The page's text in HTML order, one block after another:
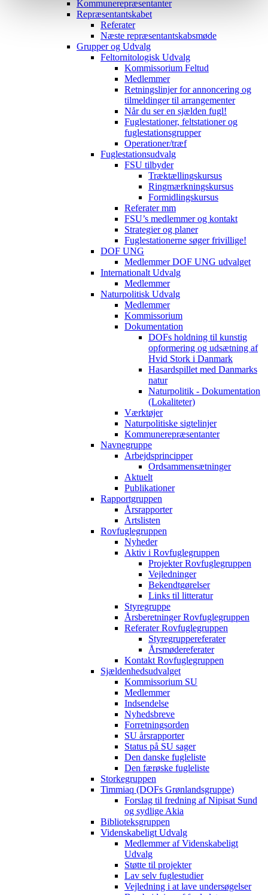
Kommunerepræsentanter
Repræsentantskabet
Referater
Næste repræsentantskabsmøde
Grupper og Udvalg
Feltornitologisk Udvalg
Kommissorium Feltud
Medlemmer
Retningslinjer for annoncering og
tilmeldinger til arrangementer
Når du ser en sjælden fugl!
Fuglestationer, feltstationer og
fuglestationsgrupper
Operationer/træf
Fuglestationsudvalg
FSU tilbyder
Træktællingskursus
Ringmærkningskursus
Formidlingskursus
Referater mm
FSU’s medlemmer og kontakt
Strategier og planer
Fuglestationerne søger frivillige!
DOF UNG
Medlemmer DOF UNG udvalget
Internationalt Udvalg
Medlemmer
Naturpolitisk Udvalg
Medlemmer
Kommissorium
Dokumentation
DOFs holdning til kunstig
opformering og udsætning af
Hvid Stork i Danmark
Hasardspillet med Danmarks
natur
Naturpolitik - Dokumentation
(Lokaliteter)
Værktøjer
Naturpolitiske sigtelinjer
Kommunerepræsentanter
Navnegruppe
Arbejdsprincipper
Ordsammensætninger
Aktuelt
Publikationer
Rapportgruppen
Årsrapporter
Artslisten
Rovfuglegruppen
Nyheder
Aktiv i Rovfuglegruppen
Projekter Rovfuglegruppen
Vejledninger
Bekendtgørelser
Links til litteratur
Styregruppe
Årsberetninger Rovfuglegruppen
Referater Rovfuglegruppen
Styregruppereferater
Årsmødereferater
Kontakt Rovfuglegruppen
Sjældenhedsudvalget
Kommissorium SU
Medlemmer
Indsendelse
Nyhedsbreve
Forretningsorden
SU årsrapporter
Status på SU sager
Den danske fugleliste
Den færøske fugleliste
Storkegruppen
Timmiaq (DOFs Grønlandsgruppe)
Forslag til fredning af Nipisat Sund
og sydlige Akia
Biblioteksgruppen
Videnskabeligt Udvalg
Medlemmer af Videnskabeligt
Udvalg
Støtte til projekter
Lav selv fuglestudier
Vejledning i at lave undersøgelser